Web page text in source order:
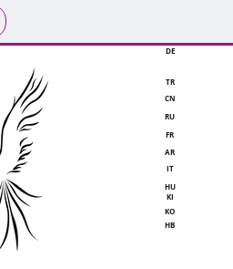
DE
TR
CN
RU
FR
AR
IT
HU
KI
KO
HB